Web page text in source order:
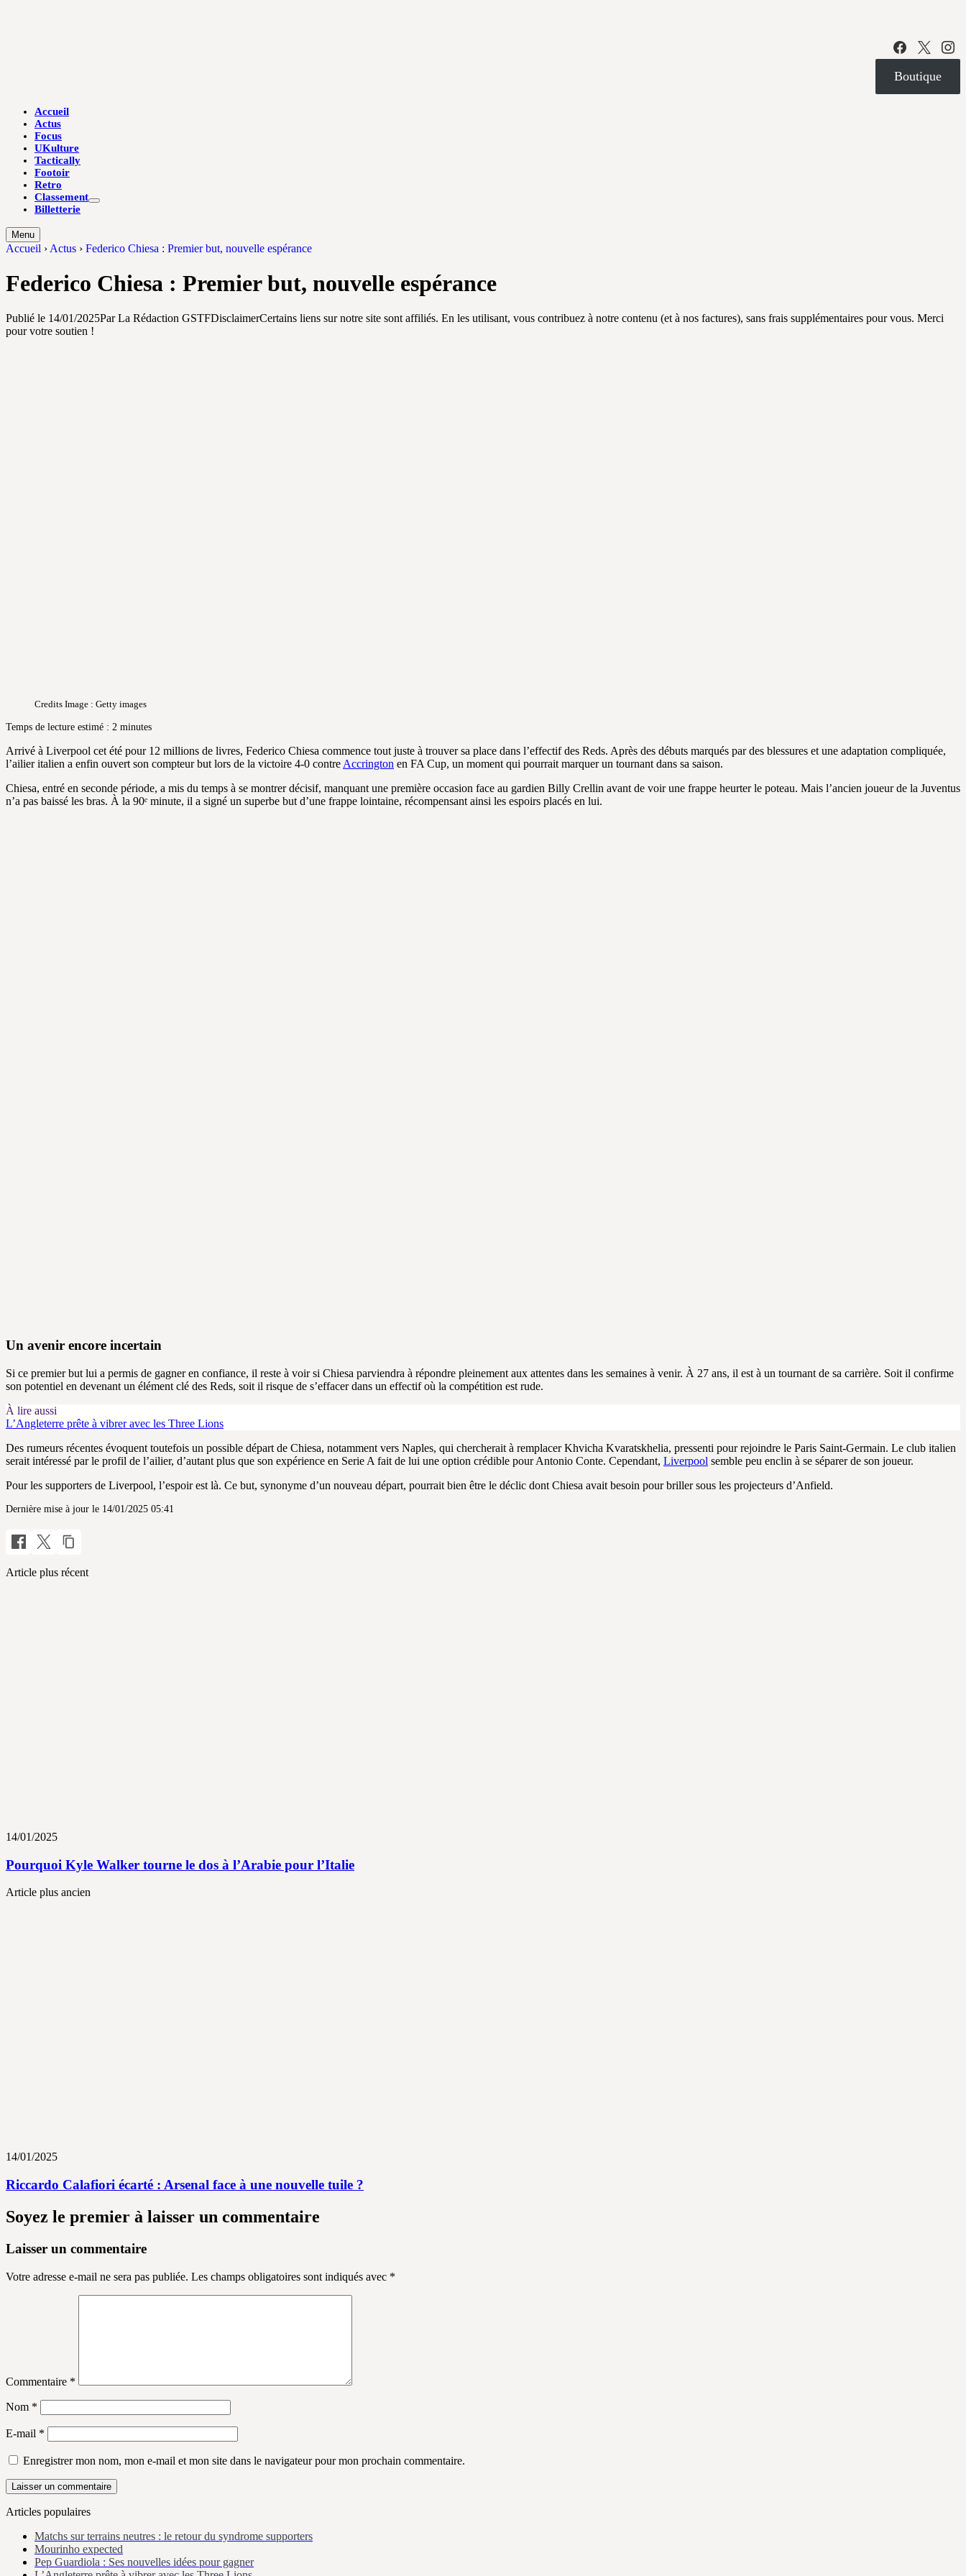
Boutique
Accueil
Actus
Focus
UKulture
Tactically
Footoir
Retro
Classement
Afficher
Billetterie
Menu
Accueil › Actus › Federico Chiesa : Premier but, nouvelle espérance
Federico Chiesa : Premier but, nouvelle espérance
Publié le 14/01/2025Par La Rédaction GSTFDisclaimerCertains liens sur notre site sont affiliés. En les utilisant, vous contribuez à notre contenu (et à nos factures), sans frais supplémentaires pour vous. Merci
pour votre soutien !
Credits Image : Getty images
Temps de lecture estimé : 2 minutes
Arrivé à Liverpool cet été pour 12 millions de livres, Federico Chiesa commence tout juste à trouver sa place dans l’effectif des Reds. Après des débuts marqués par des blessures et une adaptation compliquée,
l’ailier italien a enfin ouvert son compteur but lors de la victoire 4-0 contreAccrington en FA Cup, un moment qui pourrait marquer un tournant dans sa saison.
Chiesa, entré en seconde période, a mis du temps à se montrer décisif, manquant une première occasion face au gardien Billy Crellin avant de voir une frappe heurter le poteau. Mais l’ancien joueur de la Juventus
n’a pas baissé les bras. À la 90ᵉ minute, il a signé un superbe but d’une frappe lointaine, récompensant ainsi les espoirs placés en lui.
Un avenir encore incertain
Si ce premier but lui a permis de gagner en confiance, il reste à voir si Chiesa parviendra à répondre pleinement aux attentes dans les semaines à venir. À 27 ans, il est à un tournant de sa carrière. Soit il confirme
son potentiel en devenant un élément clé des Reds, soit il risque de s’effacer dans un effectif où la compétition est rude.
À lire aussi
L’Angleterre prête à vibrer avec les Three Lions
Des rumeurs récentes évoquent toutefois un possible départ de Chiesa, notamment vers Naples, qui chercherait à remplacer Khvicha Kvaratskhelia, pressenti pour rejoindre le Paris Saint-Germain. Le club italien
serait intéressé par le profil de l’ailier, d’autant plus que son expérience en Serie A fait de lui une option crédible pour Antonio Conte. Cependant, Liverpool semble peu enclin à se séparer de son joueur.
Pour les supporters de Liverpool, l’espoir est là. Ce but, synonyme d’un nouveau départ, pourrait bien être le déclic dont Chiesa avait besoin pour briller sous les projecteurs d’Anfield.
Dernière mise à jour le 14/01/2025 05:41
Article plus récent
14/01/2025
Pourquoi Kyle Walker tourne le dos à l’Arabie pour l’Italie
Article plus ancien
14/01/2025
Riccardo Calafiori écarté : Arsenal face à une nouvelle tuile ?
Soyez le premier à laisser un commentaire
Laisser un commentaire
Votre adresse e-mail ne sera pas publiée. Les champs obligatoires sont indiqués avec *
Commentaire *
Nom *
E-mail *
Enregistrer mon nom, mon e-mail et mon site dans le navigateur pour mon prochain commentaire.
Articles populaires
Matchs sur terrains neutres : le retour du syndrome supporters
Mourinho expected
Pep Guardiola : Ses nouvelles idées pour gagner